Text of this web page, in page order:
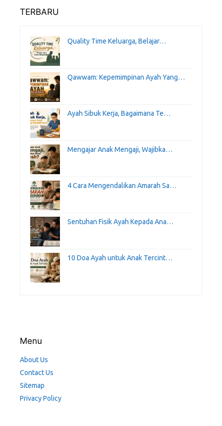
TERBARU
Quality Time Keluarga, Belajar…
Qawwam: Kepemimpinan Ayah Yang…
Ayah Sibuk Kerja, Bagaimana Te…
Mengajar Anak Mengaji, Wajibka…
4 Cara Mengendalikan Amarah Sa…
Sentuhan Fisik Ayah Kepada Ana…
10 Doa Ayah untuk Anak Tercint…
Menu
About Us
Contact Us
Sitemap
Privacy Policy